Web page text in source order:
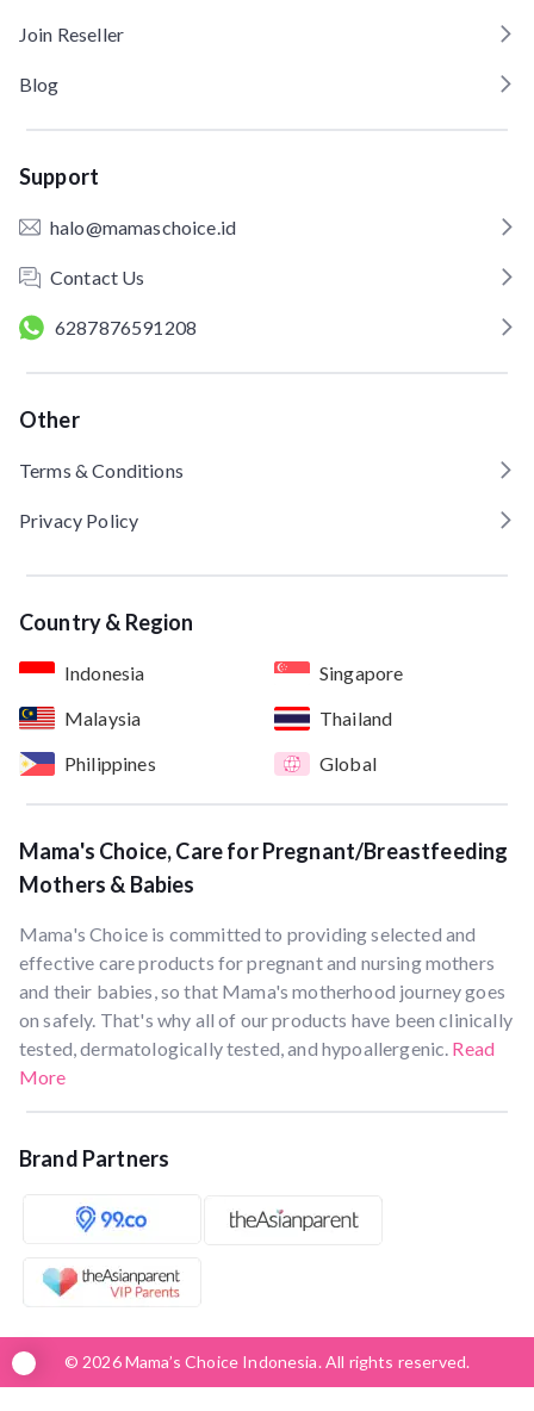
Join Reseller
Blog
Support
halo@mamaschoice.id
Contact Us
6287876591208
Other
Terms & Conditions
Privacy Policy
Country & Region
Indonesia
Singapore
Malaysia
Thailand
Philippines
Global
Mama's Choice, Care for Pregnant/Breastfeeding
Mothers & Babies
Mama's Choice is committed to providing selected and
effective care products for pregnant and nursing mothers
and their babies, so that Mama's motherhood journey goes
on safely. That's why all of our products have been clinically
tested, dermatologically tested, and hypoallergenic. Read
More
Brand Partners
© 2026 Mama’s Choice Indonesia. All rights reserved.